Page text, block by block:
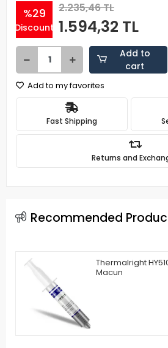
%29
Discount
2.235,46 TL
1.594,32 TL
Add to
cart
Add to my favorites
Fast Shipping
Returns and
Recommended
Thermalright
Macun